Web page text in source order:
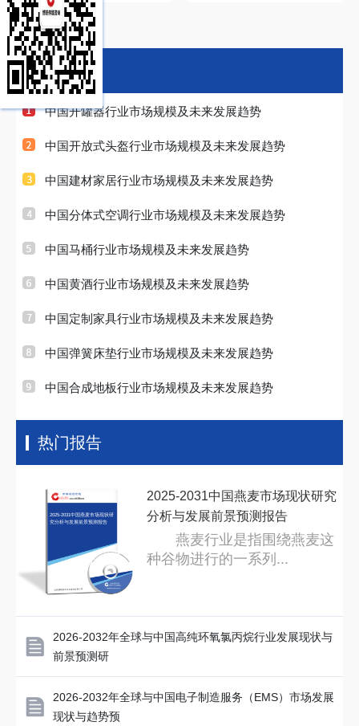
排行榜
中国开罐器行业市场规模及未来发展趋势
中国开放式头盔行业市场规模及未来发展趋势
中国建材家居行业市场规模及未来发展趋势
中国分体式空调行业市场规模及未来发展趋势
中国马桶行业市场规模及未来发展趋势
中国黄酒行业市场规模及未来发展趋势
中国定制家具行业市场规模及未来发展趋势
中国弹簧床垫行业市场规模及未来发展趋势
中国合成地板行业市场规模及未来发展趋势
热门报告
2025-2031中国燕麦市场现状研
究分析与发展前景预测报告
2025-2031中国燕麦市场现状研究
分析与发展前景预测报告
燕麦行业是指围绕燕麦这
种谷物进行的一系列...
2026-2032年全球与中国高纯环氧氯丙烷行业发展现状与
前景预测研
2026-2032年全球与中国电子制造服务（EMS）市场发展
现状与趋势预